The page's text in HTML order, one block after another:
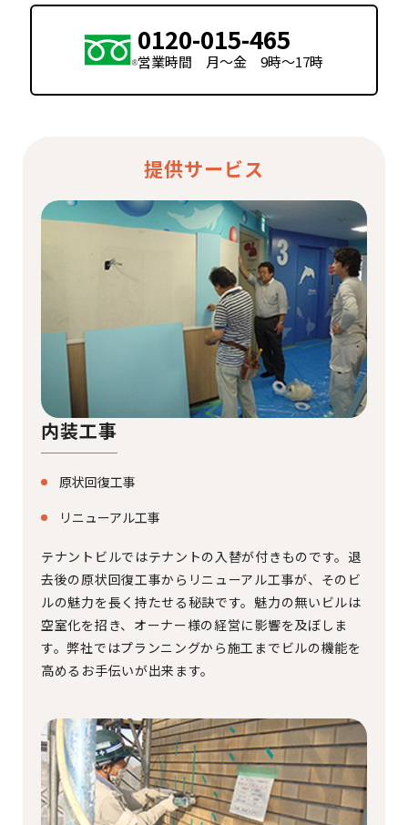
0120-015-465
営業時間 月〜金 9時〜17時
提供サービス
内装工事
原状回復工事
リニューアル工事
テナントビルではテナントの入替が付きものです。退
去後の原状回復工事からリニューアル工事が、そのビ
ルの魅力を長く持たせる秘訣です。魅力の無いビルは
空室化を招き、オーナー様の経営に影響を及ぼしま
す。弊社ではプランニングから施工までビルの機能を
高めるお手伝いが出来ます。